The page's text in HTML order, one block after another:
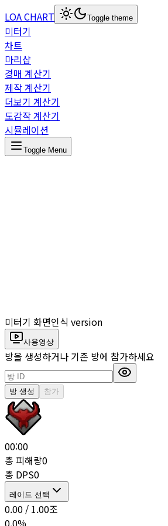
LOA CHART Toggle theme
미터기
차트
마리샵
경매 계산기
제작 계산기
더보기 계산기
도감작 계산기
시뮬레이션
Toggle Menu
미터기 화면인식 version
사용영상
방을 생성하거나 기존 방에 참가하세요
방 생성 참가
00:00
총 피해량0
총 DPS0
레이드 선택
0.00/ 1.00조
0.0%